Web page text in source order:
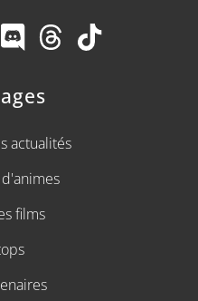
actualités
films